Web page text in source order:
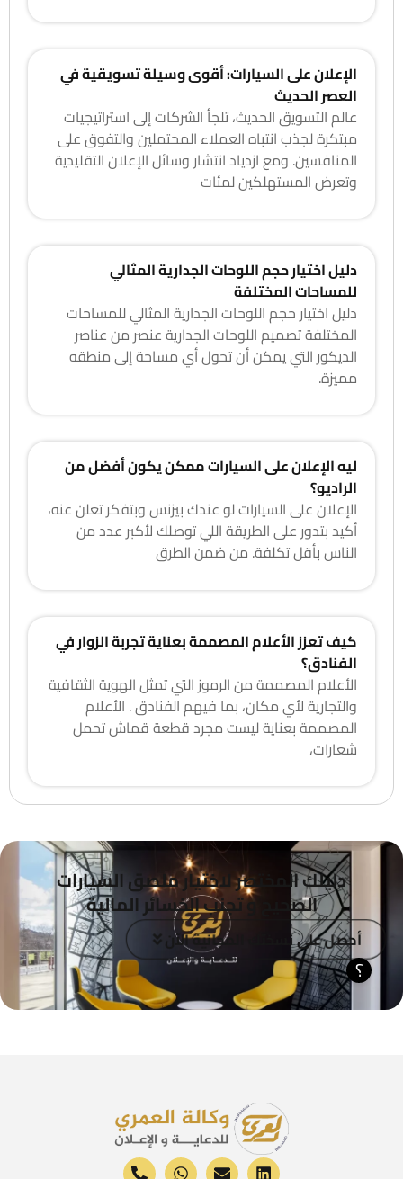
الإعلان على السيارات: أقوى وسيلة تسويقية في
العصر الحديث
عالم التسويق الحديث، تلجأ الشركات إلى استراتيجيات
مبتكرة لجذب انتباه العملاء المحتملين والتفوق على
المنافسين. ومع ازدياد انتشار وسائل الإعلان التقليدية
وتعرض المستهلكين لمئات
دليل اختيار حجم اللوحات الجدارية المثالي
للمساحات المختلفة
دليل اختيار حجم اللوحات الجدارية المثالي للمساحات
المختلفة تصميم اللوحات الجدارية عنصر من عناصر
الديكور التي يمكن أن تحول أي مساحة إلى منطقه
مميزة.
ليه الإعلان على السيارات ممكن يكون أفضل من
الراديو؟
الإعلان على السيارات لو عندك بيزنس وبتفكر تعلن عنه،
أكيد بتدور على الطريقة اللي توصلك لأكبر عدد من
الناس بأقل تكلفة. من ضمن الطرق
كيف تعزز الأعلام المصممة بعناية تجربة الزوار في
الفنادق؟
الأعلام المصممة من الرموز التي تمثل الهوية الثقافية
والتجارية لأي مكان، بما فيهم الفنادق . الأعلام
المصممة بعناية ليست مجرد قطعة قماش تحمل
شعارات،
دليلك المختصر لاختيار ملصق السيارات
الصحيح و تجنب الخسائر المالية
أحصل على نسختك المجانية الآن
؟